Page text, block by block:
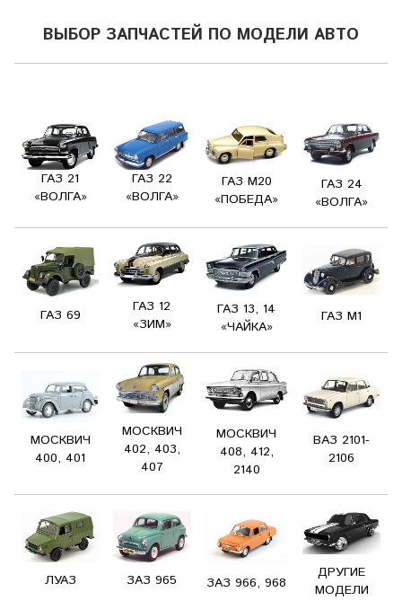
ВЫБОР ЗАПЧАСТЕЙ ПО МОДЕЛИ АВТО
ГАЗ 21
«ВОЛГА»
ГАЗ 22
«ВОЛГА»
ГАЗ М20
«ПОБЕДА»
ГАЗ 24
«ВОЛГА»
ГАЗ 69
ГАЗ 12
«ЗИМ»
ГАЗ 13, 14
«ЧАЙКА»
ГАЗ М1
МОСКВИЧ
400, 401
МОСКВИЧ
402, 403,
407
МОСКВИЧ
408, 412,
2140
ВАЗ 2101-
2106
ЛУАЗ ЗАЗ 965 ЗАЗ 966, 968
ДРУГИЕ
МОДЕЛИ